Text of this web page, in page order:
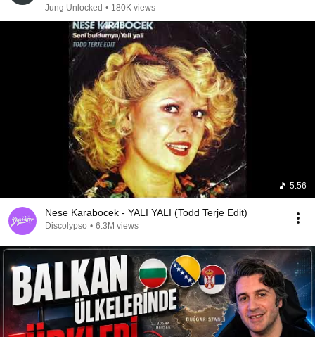
Jung Unlocked • 180K views
5:56
Nese Karabocek - YALI YALI (Todd Terje Edit)
Discolypso • 6.3M views